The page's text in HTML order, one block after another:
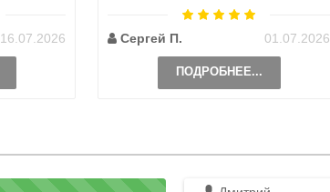
16.07.2026 Сергей П. 01.07.2026
ПОДРОБНЕЕ...